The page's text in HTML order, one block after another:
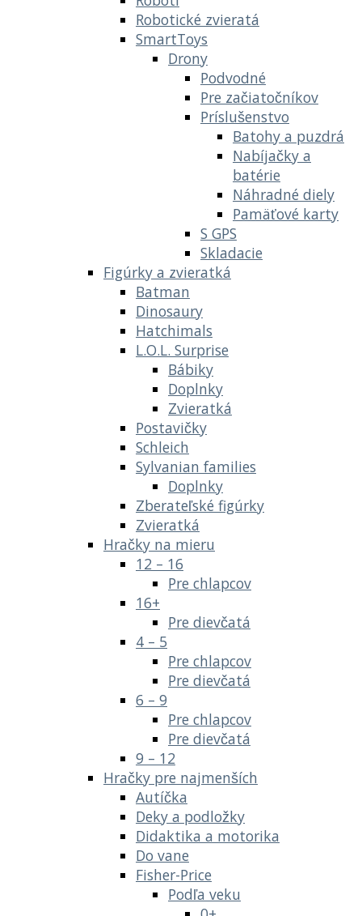
Robotické zvieratá
SmartToys
Drony
Podvodné
Pre začiatočníkov
Príslušenstvo
Batohy a puzdrá
Nabíjačky a
batérie
Náhradné diely
Pamäťové karty
S GPS
Skladacie
Figúrky a zvieratká
Batman
Dinosaury
Hatchimals
L.O.L. Surprise
Bábiky
Doplnky
Zvieratká
Postavičky
Schleich
Sylvanian families
Doplnky
Zberateľské figúrky
Zvieratká
Hračky na mieru
12 – 16
Pre chlapcov
16+
Pre dievčatá
4 – 5
Pre chlapcov
Pre dievčatá
6 – 9
Pre chlapcov
Pre dievčatá
9 – 12
Hračky pre najmenších
Autíčka
Deky a podložky
Didaktika a motorika
Do vane
Fisher-Price
Podľa veku